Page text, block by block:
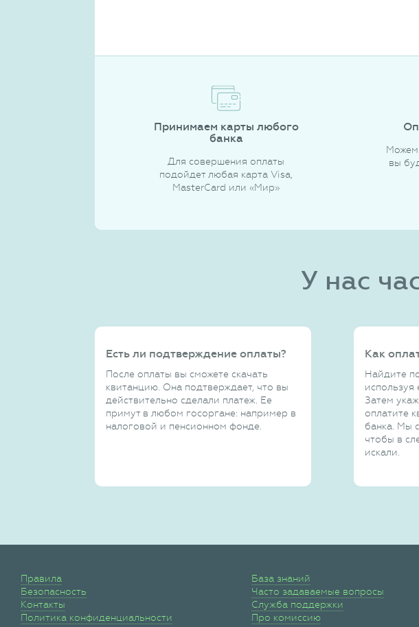
Принимаем карты любого
банка
Для совершения оплаты
подойдет любая карта Visa,
MasterCard или «Мир»
Можем
вы
У нас
Есть ли подтверждение оплаты?
После оплаты вы сможете скачать
квитанцию. Она подтверждает, что вы
действительно сделали платеж. Ее
примут в любом госоргане: например в
налоговой и пенсионном фонде.
Как
Найдите
используя
Затем
оплатите
банка. Мы
чтобы в
искали.
Правила
Безопасность
Контакты
Политика конфиденциальности
База знаний
Часто задаваемые вопросы
Служба поддержки
Про комиссию